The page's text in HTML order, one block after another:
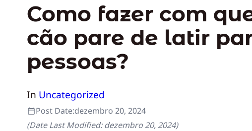
Como fazer com
cão pare de latir
pessoas?
In Uncategorized
Post Date:dezembro 20, 2024
(Date Last Modified:dezembro 20, 2024)